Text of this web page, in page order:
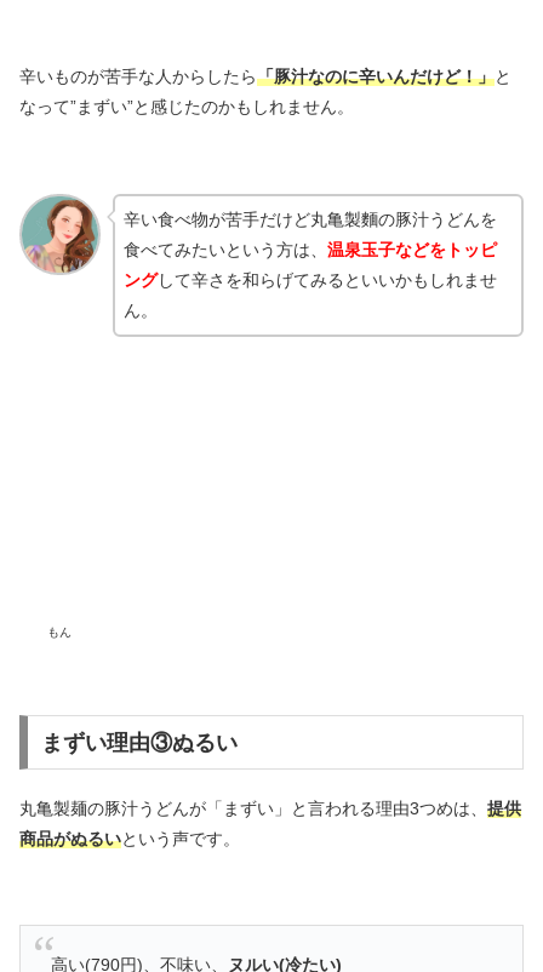
辛いものが苦手な人からしたら「豚汁なのに辛いんだけど！」と
なって”まずい”と感じたのかもしれません。
もん
辛い食べ物が苦手だけど丸亀製麵の豚汁うどんを
食べてみたいという方は、 温泉玉子などをトッピ
ングして辛さを和らげてみるといいかもしれませ
ん。
まずい理由③ぬるい
丸亀製麺の豚汁うどんが「まずい」と言われる理由3つめは、 提供
商品がぬるいという声です。
高い(790円)、不味い、
ヌルい(冷たい)